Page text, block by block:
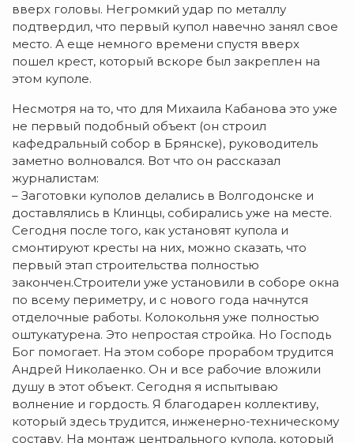
вверх головы. Негромкий удар по металлу
подтвердил, что первый купол навечно занял свое
место. А еще немного времени спустя вверх
пошел крест, который вскоре был закреплен на
этом куполе.
Несмотря на то, что для Михаила Кабанова это уже
не первый подобный объект (он строил
кафедральный собор в Брянске), руководитель
заметно волновался. Вот что он рассказал
журналистам:
– Заготовки куполов делались в Волгодонске и
доставлялись в Клинцы, собирались уже на месте.
Сегодня после того, как установят купола и
смонтируют кресты на них, можно сказать, что
первый этап строительства полностью
закончен.Строители уже установили в соборе окна
по всему периметру, и с нового года начнутся
отделочные работы. Колокольня уже полностью
оштукатурена. Это непростая стройка. Но Господь
Бог помогает. На этом соборе прорабом трудится
Андрей Николаенко. Он и все рабочие вложили
душу в этот объект. Сегодня я испытываю
волнение и гордость. Я благодарен коллективу,
который здесь трудится, инженерно-техническому
составу. На монтаж центрального купола, который